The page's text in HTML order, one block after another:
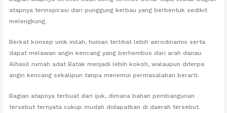
atapnya terinspirasi dari punggung kerbau yang berbentuk sedikit
melengkung.
Berkat konsep unik inilah, hunian terlihat lebih aerodinamis serta
dapat melawan angin kencang yang berhembus dari arah danau.
Alhasil rumah adat Batak menjadi lebih kokoh, walaupun diterpa
angin kencang sekalipun tanpa menemui permasalahan berarti.
Bagian atapnya terbuat dari ijuk, dimana bahan pembangunan
tersebut ternyata cukup mudah didapatkan di daerah tersebut.